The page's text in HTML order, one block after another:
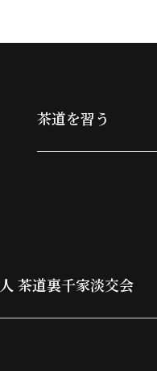
茶道を習う
茶道裏千家淡交会